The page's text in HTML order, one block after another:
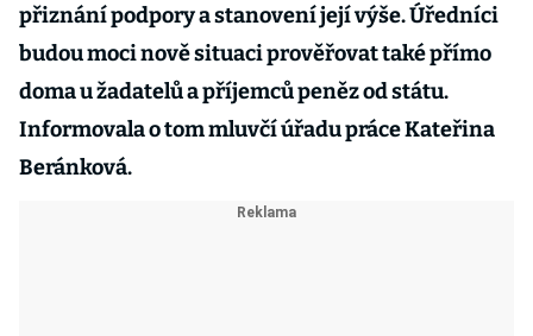
přiznání podpory a stanovení její výše. Úředníci
budou moci nově situaci prověřovat také přímo
doma u žadatelů a příjemců peněz od státu.
Informovala o tom mluvčí úřadu práce Kateřina
Beránková.